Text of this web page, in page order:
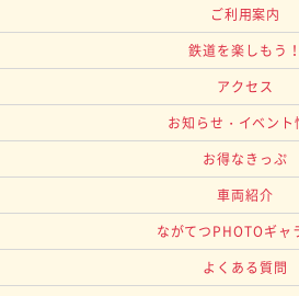
ご利用案内
鉄道を楽しもう！
アクセス
お知らせ・イベント
お得なきっぷ
車両紹介
ながてつPHOTOギャ
よくある質問